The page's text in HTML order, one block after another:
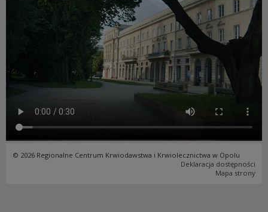
© 2026 Regionalne Centrum Krwiodawstwa i Krwiolecznictwa w Opolu
Deklaracja dostępności
Mapa strony